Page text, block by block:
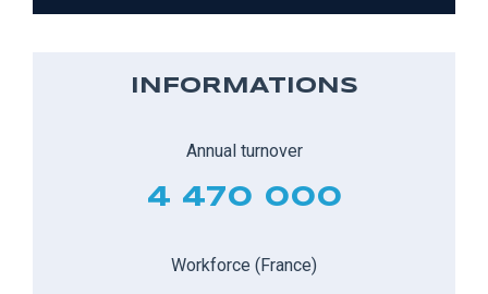
INFORMATIONS
Annual turnover
4 470 000
Workforce (France)